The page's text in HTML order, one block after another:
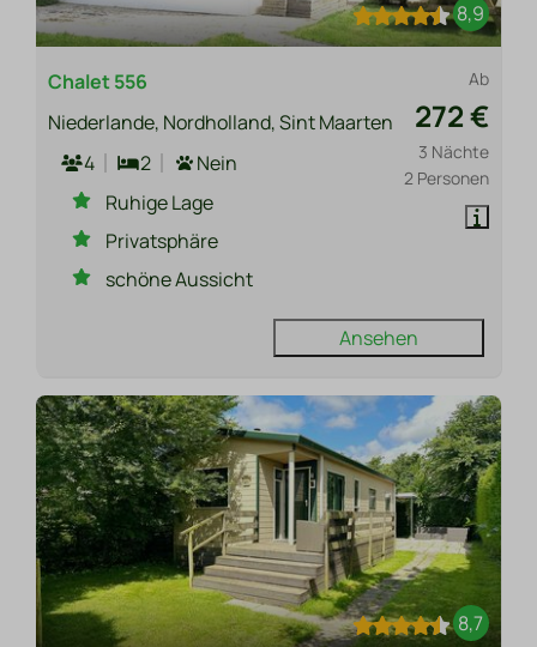
8,9
Ab
272 €
3 Nächte
2 Personen
Chalet 556
Niederlande, Nordholland, Sint Maarten
4
2
Nein
Ruhige Lage
Privatsphäre
schöne Aussicht
Ansehen
8,7